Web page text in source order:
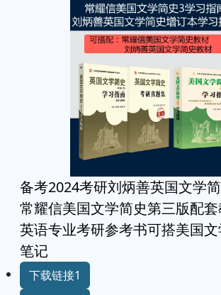
备考2024考研刘炳善英国文学
常耀信美国文学简史第三版配
英语专业考研参考书可搭美国
笔记
下载链接1